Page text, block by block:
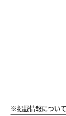
※掲載情報について